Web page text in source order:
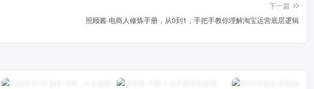
下一篇
照顾酱·电商人修炼手册，从0到1，手把手教你理解淘宝运营底层逻辑